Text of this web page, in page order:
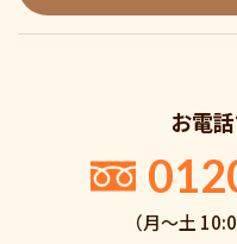
お電
（月〜土